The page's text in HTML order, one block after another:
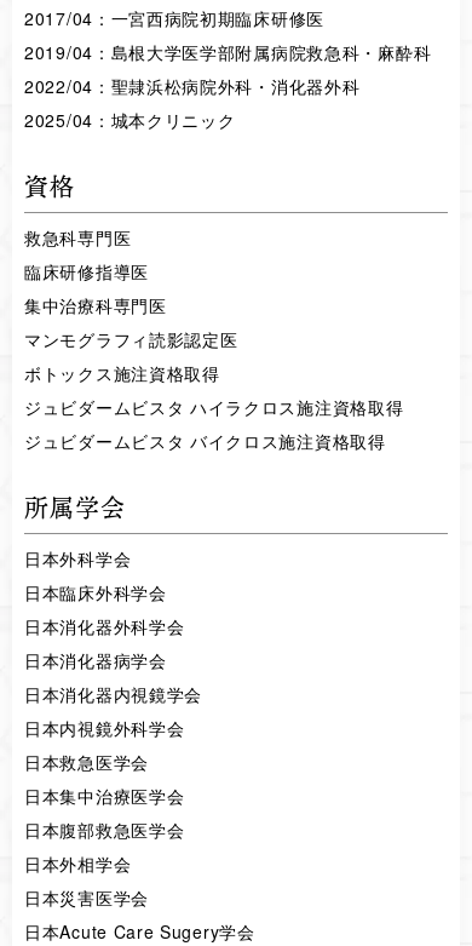
2017/04：一宮西病院初期臨床研修医
2019/04：島根大学医学部附属病院救急科・麻酔科
2022/04：聖隷浜松病院外科・消化器外科
2025/04：城本クリニック
資格
救急科専門医
臨床研修指導医
集中治療科専門医
マンモグラフィ読影認定医
ボトックス施注資格取得
ジュビダームビスタ ハイラクロス施注資格取得
ジュビダームビスタ バイクロス施注資格取得
所属学会
日本外科学会
日本臨床外科学会
日本消化器外科学会
日本消化器病学会
日本消化器内視鏡学会
日本内視鏡外科学会
日本救急医学会
日本集中治療医学会
日本腹部救急医学会
日本外相学会
日本災害医学会
日本Acute Care Sugery学会